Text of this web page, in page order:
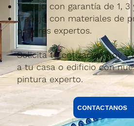
Trabajo con garantía de 1, 3
Trabajo con materiales de
pintores expertos.
Solicita tu cotización hoy y
a tu casa o edificio con
pintura experto.
CONTACTANOS